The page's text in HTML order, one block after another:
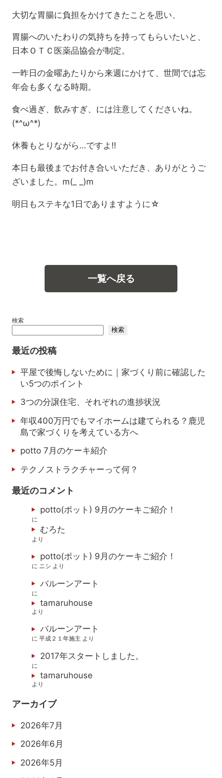
大切な胃腸に負担をかけてきたことを思い、
胃腸へのいたわりの気持ちを持ってもらいたいと、
日本ＯＴＣ医薬品協会が制定。
一昨日の金曜あたりから来週にかけて、世間では忘
年会も多くなる時期。
食べ過ぎ、飲みすぎ、には注意してくださいね。
(*^ω^*)
休養もとりながら…ですよ‼
本日も最後までお付き合いいただき、ありがとうご
ざいました。m(_ _)m
明日もステキな1日でありますように☆
一覧へ戻る
検索
検索
最近の投稿
平屋で後悔しないために｜家づくり前に確認した
い5つのポイント
3つの分譲住宅、それぞれの進捗状況
年収400万円でもマイホームは建てられる？鹿児
島で家づくりを考えている方へ
potto 7月のケーキ紹介
テクノストラクチャーって何？
最近のコメント
potto(ポット) 9月のケーキご紹介！
に
むろた
より
potto(ポット) 9月のケーキご紹介！
に ニシ より
バルーンアート
に
tamaruhouse
より
バルーンアート
に平成２１年施主 より
2017年スタートしました。
に
tamaruhouse
より
アーカイブ
2026年7月
2026年6月
2026年5月